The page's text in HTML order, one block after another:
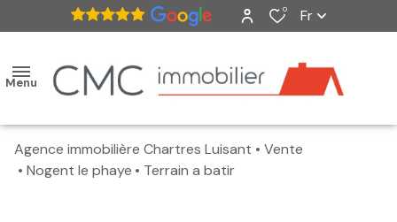
0 Fr
Menu
accueil
Agence immobilière Chartres Luisant
Vente
Nogent le phaye
Terrain a batir